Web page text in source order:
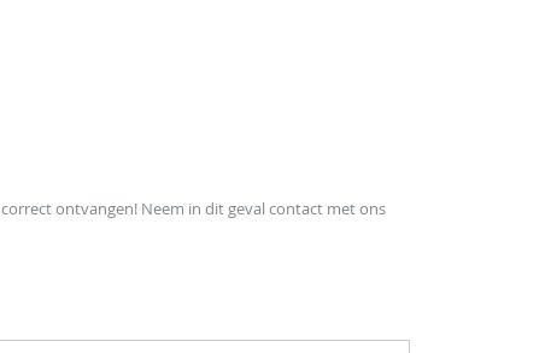
correct ontvangen! Neem in dit geval contact met ons